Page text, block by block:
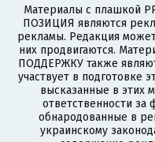
Материалы с плашкой
ПОЗИЦИЯ являются
рекламы. Редакция
них продвигаются.
ПОДДЕРЖКУ также
участвует в подготовке
высказанные в этих
ответственности
обнародованные в
украинскому